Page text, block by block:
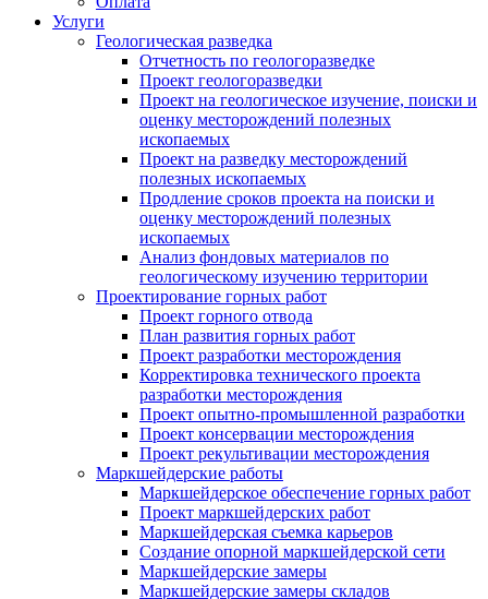
Услуги
Геологическая разведка
Отчетность по геологоразведке
Проект геологоразведки
Проект на геологическое изучение, поиски и
оценку месторождений полезных
ископаемых
Проект на разведку месторождений
полезных ископаемых
Продление сроков проекта на поиски и
оценку месторождений полезных
ископаемых
Анализ фондовых материалов по
геологическому изучению территории
Проектирование горных работ
Проект горного отвода
План развития горных работ
Проект разработки месторождения
Корректировка технического проекта
разработки месторождения
Проект опытно-промышленной разработки
Проект консервации месторождения
Проект рекультивации месторождения
Маркшейдерские работы
Маркшейдерское обеспечение горных работ
Проект маркшейдерских работ
Маркшейдерская съемка карьеров
Создание опорной маркшейдерской сети
Маркшейдерские замеры
Маркшейдерские замеры складов